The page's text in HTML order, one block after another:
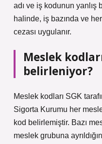
adı ve iş kodunun
halinde, iş bazında ve
cezası uygulanır.
Meslek
belirleniyor?
Meslek kodları SGK
Sigorta Kurumu her
kod belirlemiştir. Bazı
meslek grubuna